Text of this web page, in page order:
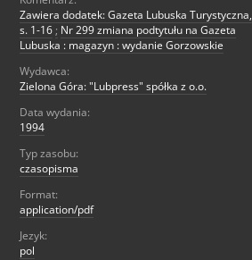
Zawiera dodatek: Gazeta Lubuska Turystyczna,
s. 1-16 ; Nr 299 zmiana podtytułu na Gazeta
Lubuska : magazyn : wydanie Gorzowskie
Wydawca:
Zielona Góra: "Lubpress" spółka z o.o.
Data wydania:
1994
Typ zasobu:
czasopisma
Format:
application/pdf
Jezyk:
pol